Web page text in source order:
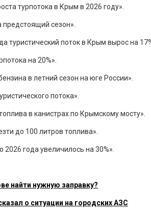
турпотока в Крым в 2026 году».
сезон».
туристический поток в Крым вырос на
на 20%».
в летний сезон на юге России».
потока».
в канистрах по Крымскому мосту».
до 100 литров топлива».
года увеличилось на 30%».
найти нужную заправку?
о ситуации на городских АЗС